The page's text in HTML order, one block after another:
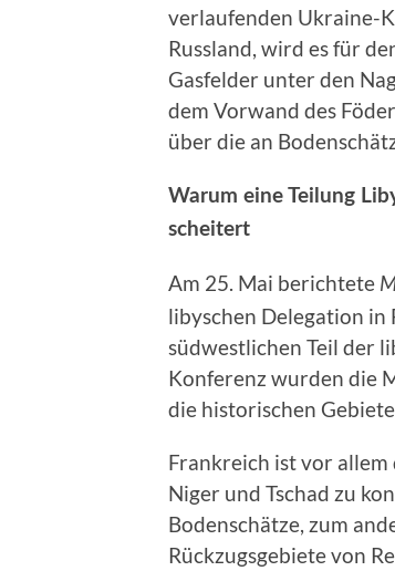
verlaufenden Ukraine-
Russland, wird es für
Gasfelder unter den
dem Vorwand des
über die an
Warum eine Teilung
scheitert
Am 25. Mai berichtete
libyschen Delegation in
südwestlichen Teil der
Konferenz wurden die
die historischen
Frankreich ist vor allem
Niger und Tschad zu
Bodenschätze, zum
Rückzugsgebiete von